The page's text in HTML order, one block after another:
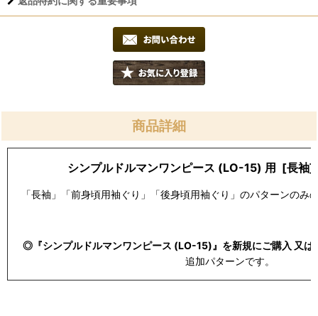
商品詳細
シンプルドルマンワンピース (LO-15) 用 [長
「長袖」「前身頃用袖ぐり」「後身頃用袖ぐり」のパターンのみ
◎『シンプルドルマンワンピース (LO-15)』を新規にご購入 又は
追加パターンです。